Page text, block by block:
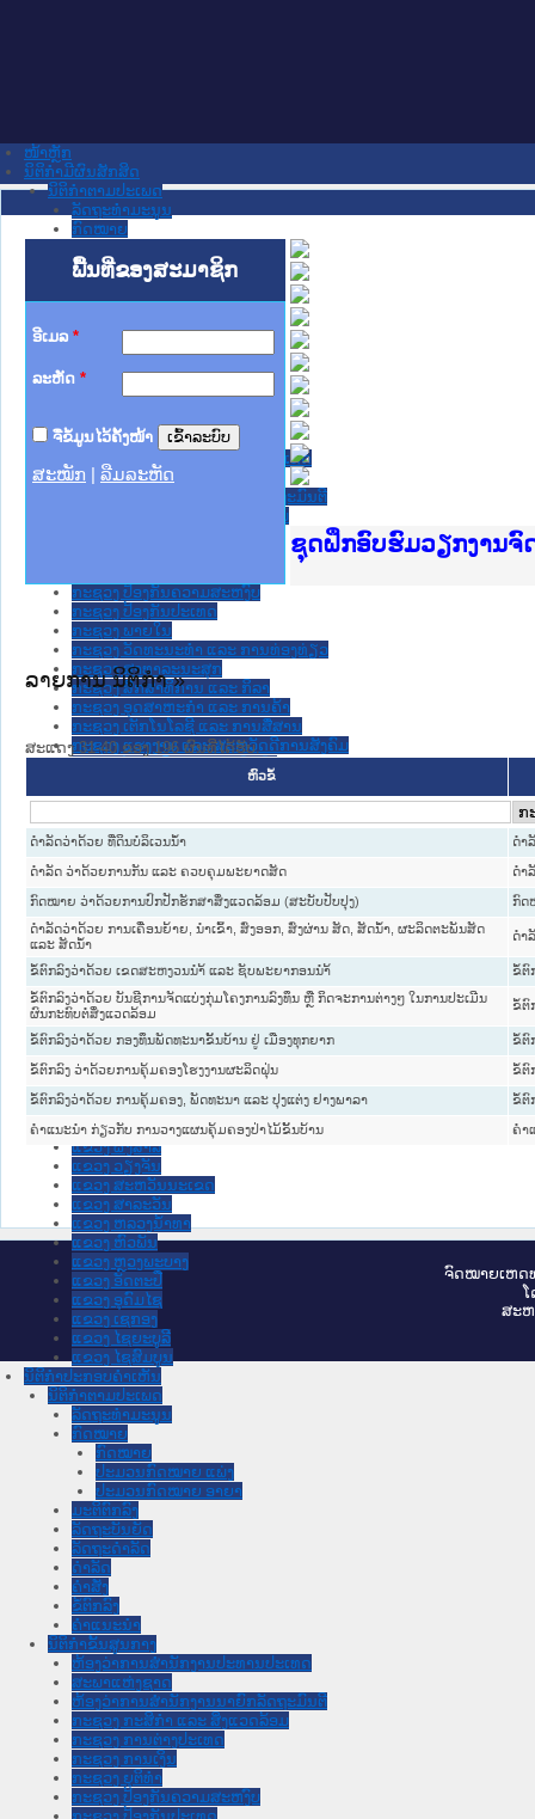
ໜ້າຫຼັກ
ນິຕິກໍາມີຜົນສັກສິດ
ນິຕິກໍາຕາມປະເພດ
ລັດຖະທໍາມະນູນ
ກົດໝາຍ
ປະມວນກົດໝາຍ ແພ່ງ
ປະມວນກົດໝາຍ ອາຍາ
ມະຕິຕົກລົງ
ຄໍາສັ່ງ
ນິຕິກໍາຂັ້ນສູນກາງ
ຫ້ອງວ່າການສໍານັກງານປະທານປະເທດ
ສະພາແຫ່ງຊາດ
ຫ້ອງວ່າການສຳນັກງານນາຍົກລັດຖະມົນຕີ
ກະຊວງ ກະສິກຳ ແລະ ສິ່ງແວດລ້ອມ
ກະຊວງ ປ້ອງກັນຄວາມສະຫງົບ
ກະຊວງ ປ້ອງກັນປະເທດ
ກະຊວງ ພາຍໃນ
ກະຊວງ ວັດທະນະທຳ ແລະ ການທ່ອງທ່ຽວ
ກະຊວງ ສາທາລະນະສຸກ
ກະຊວງ ສຶກສາທິການ ແລະ ກິລາ
ກະຊວງ ອຸດສາຫະກຳ ແລະ ການຄ້າ
ກະຊວງ ເຕັກໂນໂລຊີ ແລະ ການສື່ສານ
ກະຊວງ ແຮງງານ ແລະ ສະຫວັດດີການສັງຄົມ
ກະຊວງ ໂຍທາທິການ ແລະ ຂົນສົ່ງ
ທະນາຄານແຫ່ງ ສປປ ລາວ
ສະຫະພັນນັກຮົບເກົ່າແຫ່ງຊາດລາວ
ສານປະຊາຊົນສູງສຸດ
ສູນກາງ ສະຫະພັນແມ່ຍິງລາວ
ສູນກາງ ແນວລາວສ້າງຊາດ
ສູນກາງຊາວໜຸ່ມປະຊາຊົນປະຕິວັດລາວ
ສູນກາງສະຫະພັນກຳມະບານລາວ
ອົງການ ກວດສອບແຫ່ງລັດ
ອົງການ ໄອຍະການປະຊາຊົນສູງສຸດ
ອົງການກວດກາແຫ່ງລັດ
ອົງການກາແດງແຫ່ງຊາດລາວ
ນິຕິກໍາຂັ້ນແຂວງ
ນະ​ຄອນ​ຫລວງວຽງຈັນ
ແຂວງ ຄໍາມ່ວນ
ແຂວງ ຈໍາປາສັກ
ແຂວງ ຊຽງຂວາງ
ແຂວງ ບໍລິຄໍາໄຊ
ແຂວງ ບໍ່ແກ້ວ
ແຂວງ ຜົ້ງສາລີ
ແຂວງ ວຽງຈັນ
ແຂວງ ສະຫວັນນະເຂດ
ແຂວງ ສາລະວັນ
ແຂວງ ຫລວງນໍ້າທາ
ແຂວງ ຫົວພັນ
ແຂວງ ຫຼວງພະບາງ
ແຂວງ ອັດຕະປື
ແຂວງ ອຸດົມໄຊ
ແຂວງ ເຊກອງ
ແຂວງ ໄຊຍະບູລີ
ແຂວງ ໄຊສົມບູນ
ນິຕິກໍາປະກອບຄໍາເຫັນ
ນິຕິກໍາຕາມປະເພດ
ລັດຖະທໍາມະນູນ
ກົດໝາຍ
ກົດໝາຍ
ປະມວນກົດໝາຍ ແພ່ງ
ປະມວນກົດໝາຍ ອາຍາ
ມະຕິຕົກລົງ
ລັດຖະບັນຍັດ
ລັດຖະດໍາລັດ
ດໍາລັດ
ຄໍາສັ່ງ
ຂໍ້ຕົກລົງ
ຄໍາແນະນໍາ
ນິຕິກຳຂັ້ນສູນກາງ
ຫ້ອງວ່າການສໍານັກງານປະທານປະເທດ
ສະພາແຫ່ງຊາດ
ຫ້ອງວ່າການສຳນັກງານນາຍົກລັດຖະມົນຕີ
ກະຊວງ ກະສິກຳ ແລະ ສິ່ງແວດລ້ອມ
ກະຊວງ ການຕ່າງປະເທດ
ກະຊວງ ການເງິນ
ກະຊວງ ຍຸຕິທໍາ
ກະຊວງ ປ້ອງກັນຄວາມສະຫງົບ
ພື້ນທີ່ຂອງສະມາຊິກ
ອີເມລ *
ລະຫັດ *
ຈື່ຂໍ້ມູນໄວ້ຄັ້ງໜ້າ
ສະໝັກ ລືມລະຫັດ
Ministry of Justice
ເຜີຍແຜ່ວັບໄຊຈົດໝາຍເ
ກະຊວງຍຸຕິທຳ
ຊຸດຝຶກອົບຮົມວຽກງານຈົ
ກອງປະຊຸມທົບທວນຄືນກ
ຝຶກອົບຮົມ ຜູ່ປະສານງາ
ຝຶກອົບຮົມ ຜູ່ປະສານງາ
ເຜີຍແຜ່ແອັບກົດໝາຍລາ
ເຜີຍແຜ່ແອັບກົດໝາຍລາ
ຍົກລະດັບວຽກງານຈົດໝ
ຊຸດຝຶກອົບຮົມວຽກງານຈົ
ລາຍການ ນິຕິກໍາ »
ສະແດງ 31-40 ຂອງ 196 ຜົນທີ່ໄດ້ຮັບ.
ຫົວຂໍ້
ດໍາລັດວ່າດ້ວຍ ທີ່ດິນບໍລິເວນນໍ້າ ດໍາ
ດຳລັດ ວ່າດ້ວຍການກັນ ແລະ ຄວບຄຸມພະຍາດສັດ ດໍາ
ກົດໝາຍ ວ່າດ້ວຍການປົກປັກຮັກສາສິ່ງແວດລ້ອມ (ສະບັບປັບປຸງ)
ກົດ
ດຳລັດວ່າດ້ວຍ ການເຄື່ອນຍ້າຍ, ນຳເຂົ້າ, ສົ່ງອອກ, ສົ່ງຜ່ານ ສັດ, ສັດນໍ້າ, ຜະລິດຕະພັນສັດ
ແລະ ສັດນໍ້າ
ດໍາ
ຂໍ້ຕົກລົງວ່າດ້ວຍ ເຂດສະຫງວນນຳ້ ແລະ ຊັບພະຍາກອນນຳ້
ຂໍ້ຕົ
ຂໍ້ຕົກລົງວ່າດ້ວຍ ບັນຊີການຈັດແບ່ງກຸ່ມໂຄງການລົງທຶນ ຫຼື ກິດຈະການຕ່າງໆ ໃນການປະເມີນ
ຜົນກະທົບຕໍ່ສິ່ງແວດລ້ອມ
ຂໍ້ຕົ
ຂໍ້ຕົກລົງວ່າດ້ວຍ ກອງທຶນພັດທະນາຂັ້ນບ້ານ ຢູ່ ເມືອງທຸກຍາກ ຂໍ້ຕົ
ຂໍ້ຕົກລົງ ວ່າດ້ວຍການຄຸ້ມຄອງໂຮງງານຜະລິດຝຸ່ນ ຂໍ້ຕົ
ຂໍ້ຕົກລົງວ່າດ້ວຍ ການຄຸ້ມຄອງ, ພັດທະນາ ແລະ ປຸງແຕ່ງ ຢາງພາລາ ຂໍ້ຕົ
ຄຳແນະນຳ ກ່ຽວກັບ ການວາງແຜນຄຸ້ມຄອງປ່າໄມ້ຂັ້ນບ້ານ ຄໍາ
ຈົດ​ໝາຍ​ເຫດ​
ສະ​ຫ